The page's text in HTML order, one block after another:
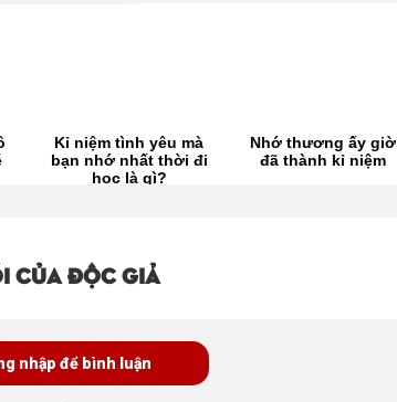
Kỉ niệm tình yêu mà
bạn nhớ nhất thời đi
học là gì?
Nhớ thương ấy giờ
đã thành kỉ niệm
của độc giả
nhập để bình luận